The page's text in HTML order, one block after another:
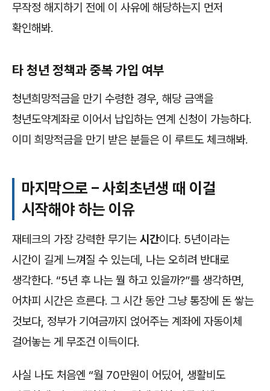
무작정 해지하기 전에 이 사유에 해당하는지 먼저
확인해봐.
타 청년 정책과 중복 가입 여부
청년희망적금을 만기 수령한 경우, 해당 금액을
청년도약계좌로 이어서 납입하는 연계 신청이 가능하다.
이미 희망적금을 만기 받은 분들은 이 루트도 체크해봐.
마지막으로 – 사회초년생 때 이걸
시작해야 하는 이유
재테크의 가장 강력한 무기는 시간이다. 5년이라는
시간이 길게 느껴질 수 있는데, 나는 오히려 반대로
생각한다. “5년 후 나는 뭘 하고 있을까?”를 생각하면,
어차피 시간은 흐른다. 그 시간 동안 그냥 통장에 돈 쌓는
것보다, 정부가 기여금까지 얹어주는 계좌에 자동이체
걸어놓는 게 무조건 이득이다.
사실 나도 처음엔 “월 70만원이 어딨어, 생활비도